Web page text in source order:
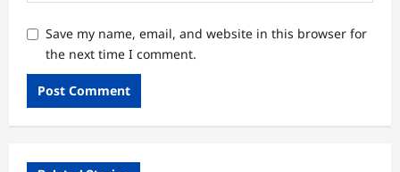
Save my name, email, and website in this browser for
the next time I comment.